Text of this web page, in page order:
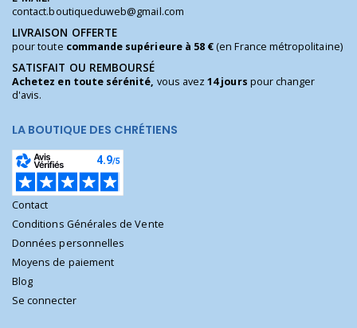
contact.boutiqueduweb@gmail.com
LIVRAISON OFFERTE
pour toute commande supérieure à 58 €(en France métropolitaine)
SATISFAIT OU REMBOURSÉ
Achetez en toute sérénité, vous avez14 jours pour changer
d'avis.
LA BOUTIQUE DES CHRÉTIENS
Contact
Conditions Générales de Vente
Données personnelles
Moyens de paiement
Blog
Se connecter